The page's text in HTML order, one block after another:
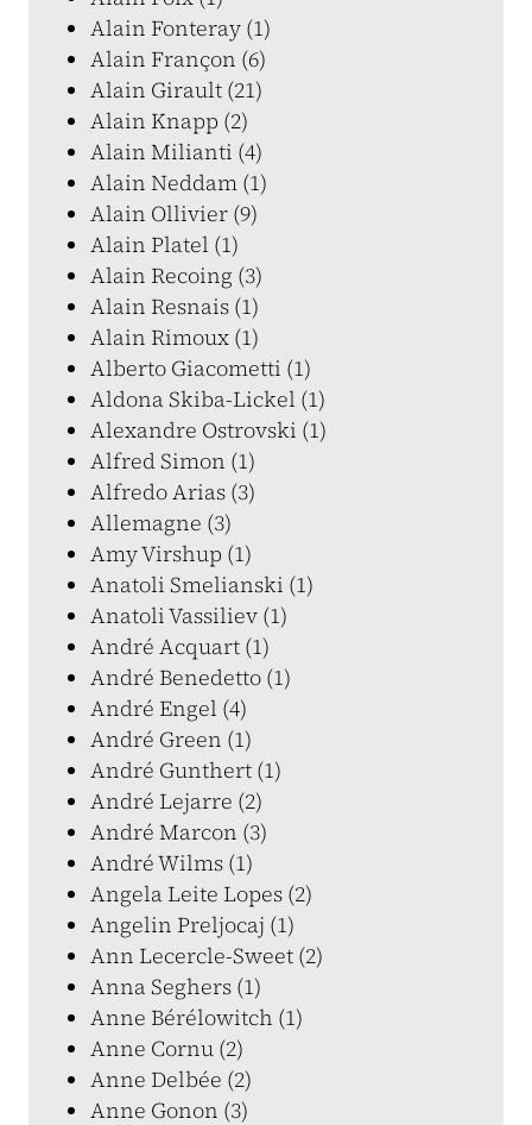
Alain Fonteray (1)
Alain Françon (6)
Alain Girault (21)
Alain Knapp (2)
Alain Milianti (4)
Alain Neddam (1)
Alain Ollivier (9)
Alain Platel (1)
Alain Recoing (3)
Alain Resnais (1)
Alain Rimoux (1)
Alberto Giacometti (1)
Aldona Skiba-Lickel (1)
Alexandre Ostrovski (1)
Alfred Simon (1)
Alfredo Arias (3)
Allemagne (3)
Amy Virshup (1)
Anatoli Smelianski (1)
Anatoli Vassiliev (1)
André Acquart (1)
André Benedetto (1)
André Engel (4)
André Green (1)
André Gunthert (1)
André Lejarre (2)
André Marcon (3)
André Wilms (1)
Angela Leite Lopes (2)
Angelin Preljocaj (1)
Ann Lecercle-Sweet (2)
Anna Seghers (1)
Anne Bérélowitch (1)
Anne Cornu (2)
Anne Delbée (2)
Anne Gonon (3)